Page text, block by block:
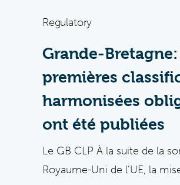
Regulatory
Grande-Bretagne:
premières
harmonisées
ont été publiées
Le GB CLP À la suite de la
Royaume-Uni de l’UE, la